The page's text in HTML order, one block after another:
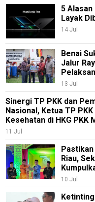
5
Layak
14 Jul
Benai
Jalur
13 Jul
Sinergi TP PKK dan
Nasional, Ketua TP
Kesehatan di HKG PKK
11 Jul
Riau,
10 Jul
TeknoPedia
Blog
Techno
Guide
Automotive
Guide
Trending
Smartphone
Guide
EduBudaya
EduStyle